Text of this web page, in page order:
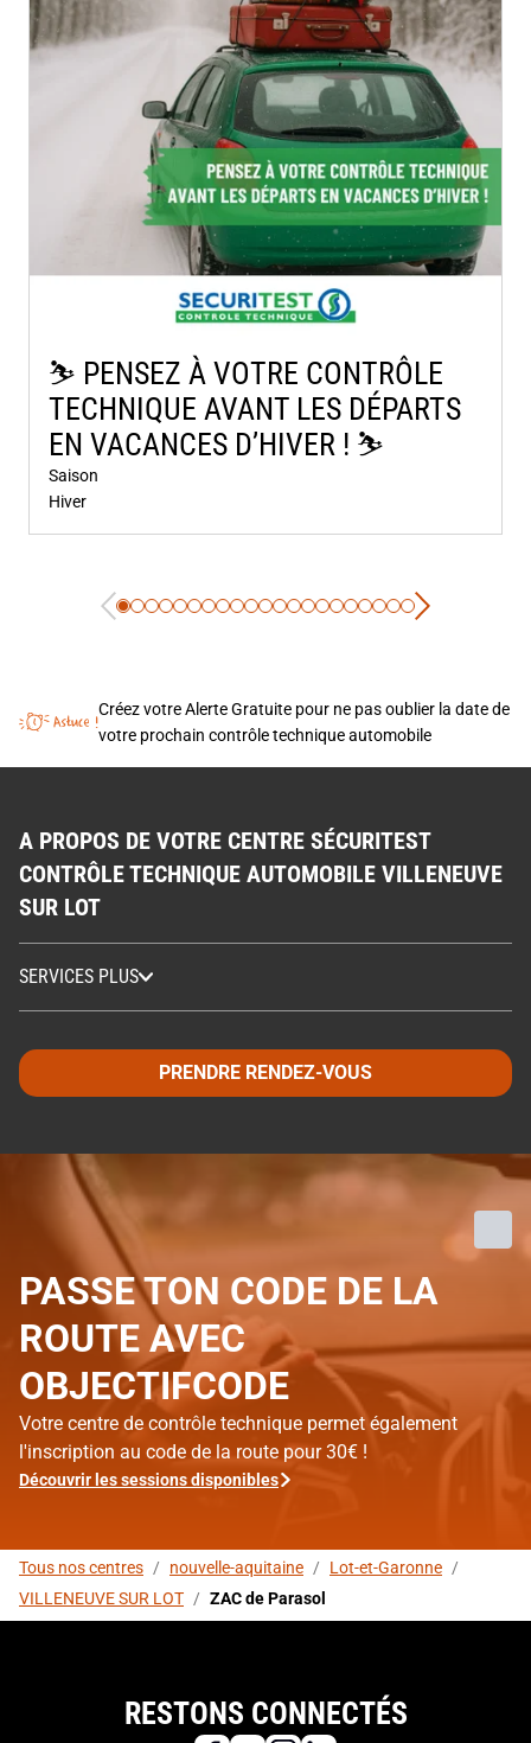
⛷️​ PENSEZ À VOTRE CONTRÔLE
TECHNIQUE AVANT LES DÉPARTS
EN VACANCES D’HIVER ! ⛷️​
Saison
Hiver
Créez votre Alerte Gratuite pour ne pas oublier la date de
votre prochain contrôle technique automobile
A PROPOS DE VOTRE CENTRE SÉCURITEST
CONTRÔLE TECHNIQUE AUTOMOBILE VILLENEUVE
SUR LOT
SERVICES PLUS
PRENDRE RENDEZ-VOUS
PASSE TON CODE DE LA
ROUTE AVEC
OBJECTIFCODE
Votre centre de contrôle technique permet également
l'inscription au code de la route pour 30€ !
Découvrir les sessions disponibles
Tous nos centres / nouvelle-aquitaine / Lot-et-Garonne /
VILLENEUVE SUR LOT / ZAC de Parasol
RESTONS CONNECTÉS